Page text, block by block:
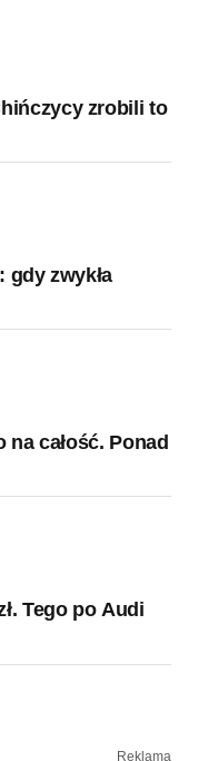
zrobili to
gdy zwykła
na całość. Ponad
Tego po Audi
Reklama